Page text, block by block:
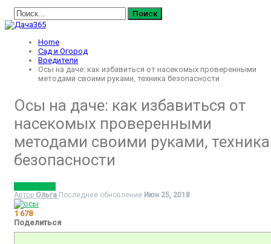
Home
Сад и Огород
Вредители
Осы на даче: как избавиться от насекомых проверенными
методами своими руками, техника безопасности
Осы на даче: как избавиться от
насекомых проверенными
методами своими руками, техника
безопасности
Автор Ольга Последнее обновление Июн 25, 2018
1 678
Поделиться